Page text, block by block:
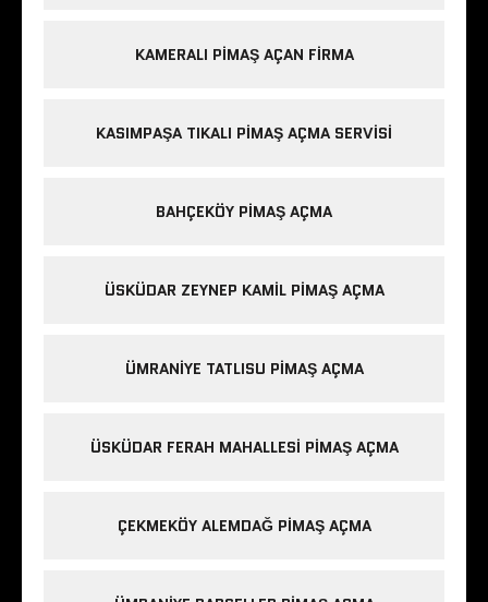
KAMERALI PIMAŞ AÇAN FIRMA
KASIMPAŞA TIKALI PIMAŞ AÇMA SERVISI
BAHÇEKÖY PIMAŞ AÇMA
ÜSKÜDAR ZEYNEP KAMIL PIMAŞ AÇMA
ÜMRANIYE TATLISU PIMAŞ AÇMA
ÜSKÜDAR FERAH MAHALLESI PIMAŞ AÇMA
ÇEKMEKÖY ALEMDAĞ PIMAŞ AÇMA